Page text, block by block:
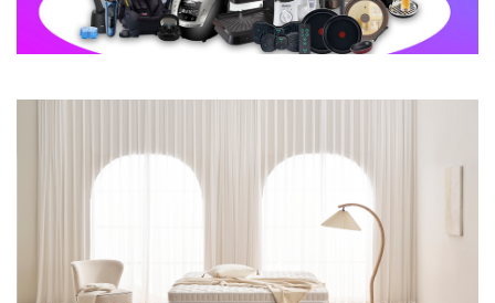
WI-60C8600M | 40,900